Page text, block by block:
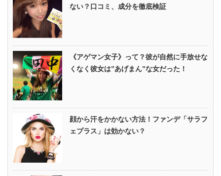
ない？口コミ、成分を徹底検証
《アゲマン女子》って？彼が自然に手放せな
くなく彼女は”あげまん”な女だった！
顔から汗をかかない方法！ファンデ「サラフ
ェプラス」は効かない？